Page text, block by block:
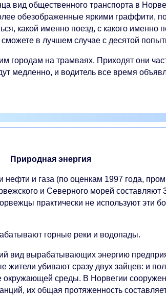
вид общественного транспорта в
обезображенные яркими граффити,
какой именно поезд, с какого именно
в лучшем случае с десятой
городам на трамваях. Приходят они
медленно, и водитель все время
Природная энергия
нефти и газа (по оценкам 1997 года,
и Северного морей составляют
практически не используют эти
горные реки и водопады.
вид вырабатывающих энергию
жители убивают сразу двух зайцев: и
окружающей среды. В Норвегии
их общая протяженность